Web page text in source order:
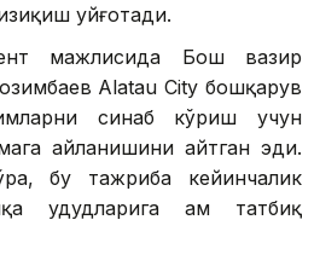
уйғотади.
мажлисида Бош вазир
Alatau City бошқарув
синаб кўриш учун
айланишини айтган эди.
бу тажриба кейинчалик
ҳудудларига ҳам татбиқ